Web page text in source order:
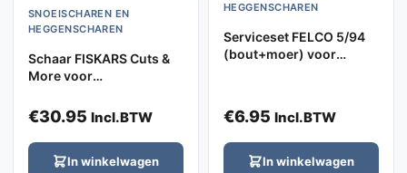
SNOEISCHAREN EN
HEGGENSCHAREN
Schaar FISKARS Cuts &
More voor
toepassingen
€30.95 Incl.BTW
In winkelwagen
HEGGENSCHAREN
Serviceset FELCO 5/94
(bout+moer) voor
€6.95 Incl.BTW
In winkelwagen